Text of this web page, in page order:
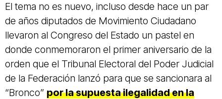
El tema no es nuevo, incluso desde hace un par
de años diputados de Movimiento Ciudadano
llevaron al Congreso del Estado un pastel en
donde conmemoraron el primer aniversario de la
orden que el Tribunal Electoral del Poder Judicial
de la Federación lanzó para que se sancionara al
“Bronco” por la supuesta ilegalidad en la